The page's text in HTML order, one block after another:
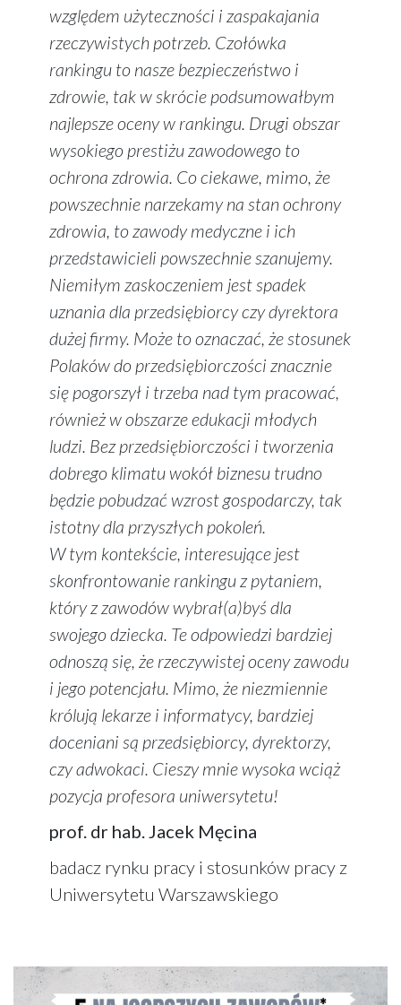
względem użyteczności i zaspakajania
rzeczywistych potrzeb. Czołówka
rankingu to nasze bezpieczeństwo i
zdrowie, tak w skrócie podsumowałbym
najlepsze oceny w rankingu. Drugi obszar
wysokiego prestiżu zawodowego to
ochrona zdrowia. Co ciekawe, mimo, że
powszechnie narzekamy na stan ochrony
zdrowia, to zawody medyczne i ich
przedstawicieli powszechnie szanujemy.
Niemiłym zaskoczeniem jest spadek
uznania dla przedsiębiorcy czy dyrektora
dużej firmy. Może to oznaczać, że stosunek
Polaków do przedsiębiorczości znacznie
się pogorszył i trzeba nad tym pracować,
również w obszarze edukacji młodych
ludzi. Bez przedsiębiorczości i tworzenia
dobrego klimatu wokół biznesu trudno
będzie pobudzać wzrost gospodarczy, tak
istotny dla przyszłych pokoleń.
W tym kontekście, interesujące jest
skonfrontowanie rankingu z pytaniem,
który z zawodów wybrał(a)byś dla
swojego dziecka. Te odpowiedzi bardziej
odnoszą się, że rzeczywistej oceny zawodu
i jego potencjału. Mimo, że niezmiennie
królują lekarze i informatycy, bardziej
doceniani są przedsiębiorcy, dyrektorzy,
czy adwokaci. Cieszy mnie wysoka wciąż
pozycja profesora uniwersytetu!
prof. dr hab. Jacek Męcina
badacz rynku pracy i stosunków pracy z
Uniwersytetu Warszawskiego